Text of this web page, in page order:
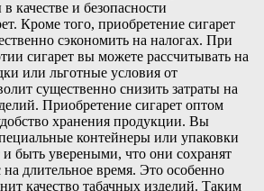
качестве и безопасности
Кроме того, приобретение сигарет
сэкономить на налогах. При
сигарет вы можете рассчитывать на
или льготные условия от
существенно снизить затраты на
Приобретение сигарет оптом
хранения продукции. Вы
контейнеры или упаковки
и быть увереными, что они сохранят
длительное время. Это особенно
качество табачных изделий. Таким